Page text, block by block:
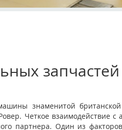
знаменитой
Четкое взаимодействие с
партнера. Один из